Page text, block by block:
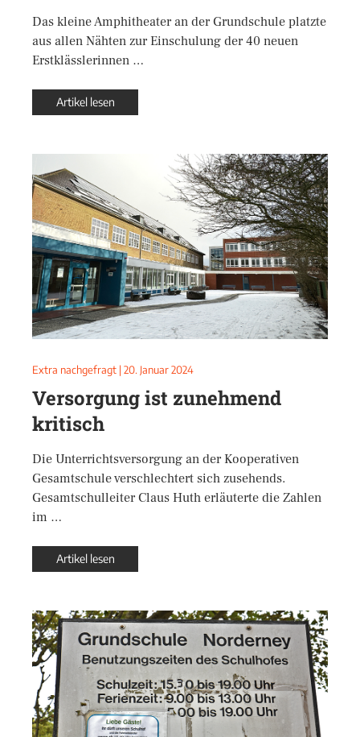
Das kleine Amphitheater an der Grundschule platzte
aus allen Nähten zur Einschulung der 40 neuen
Erstklässlerinnen …
Artikel lesen
Extra nachgefragt | 20. Januar 2024
Versorgung ist zunehmend
kritisch
Die Unterrichtsversorgung an der Kooperativen
Gesamtschule verschlechtert sich zusehends.
Gesamtschulleiter Claus Huth erläuterte die Zahlen
im …
Artikel lesen